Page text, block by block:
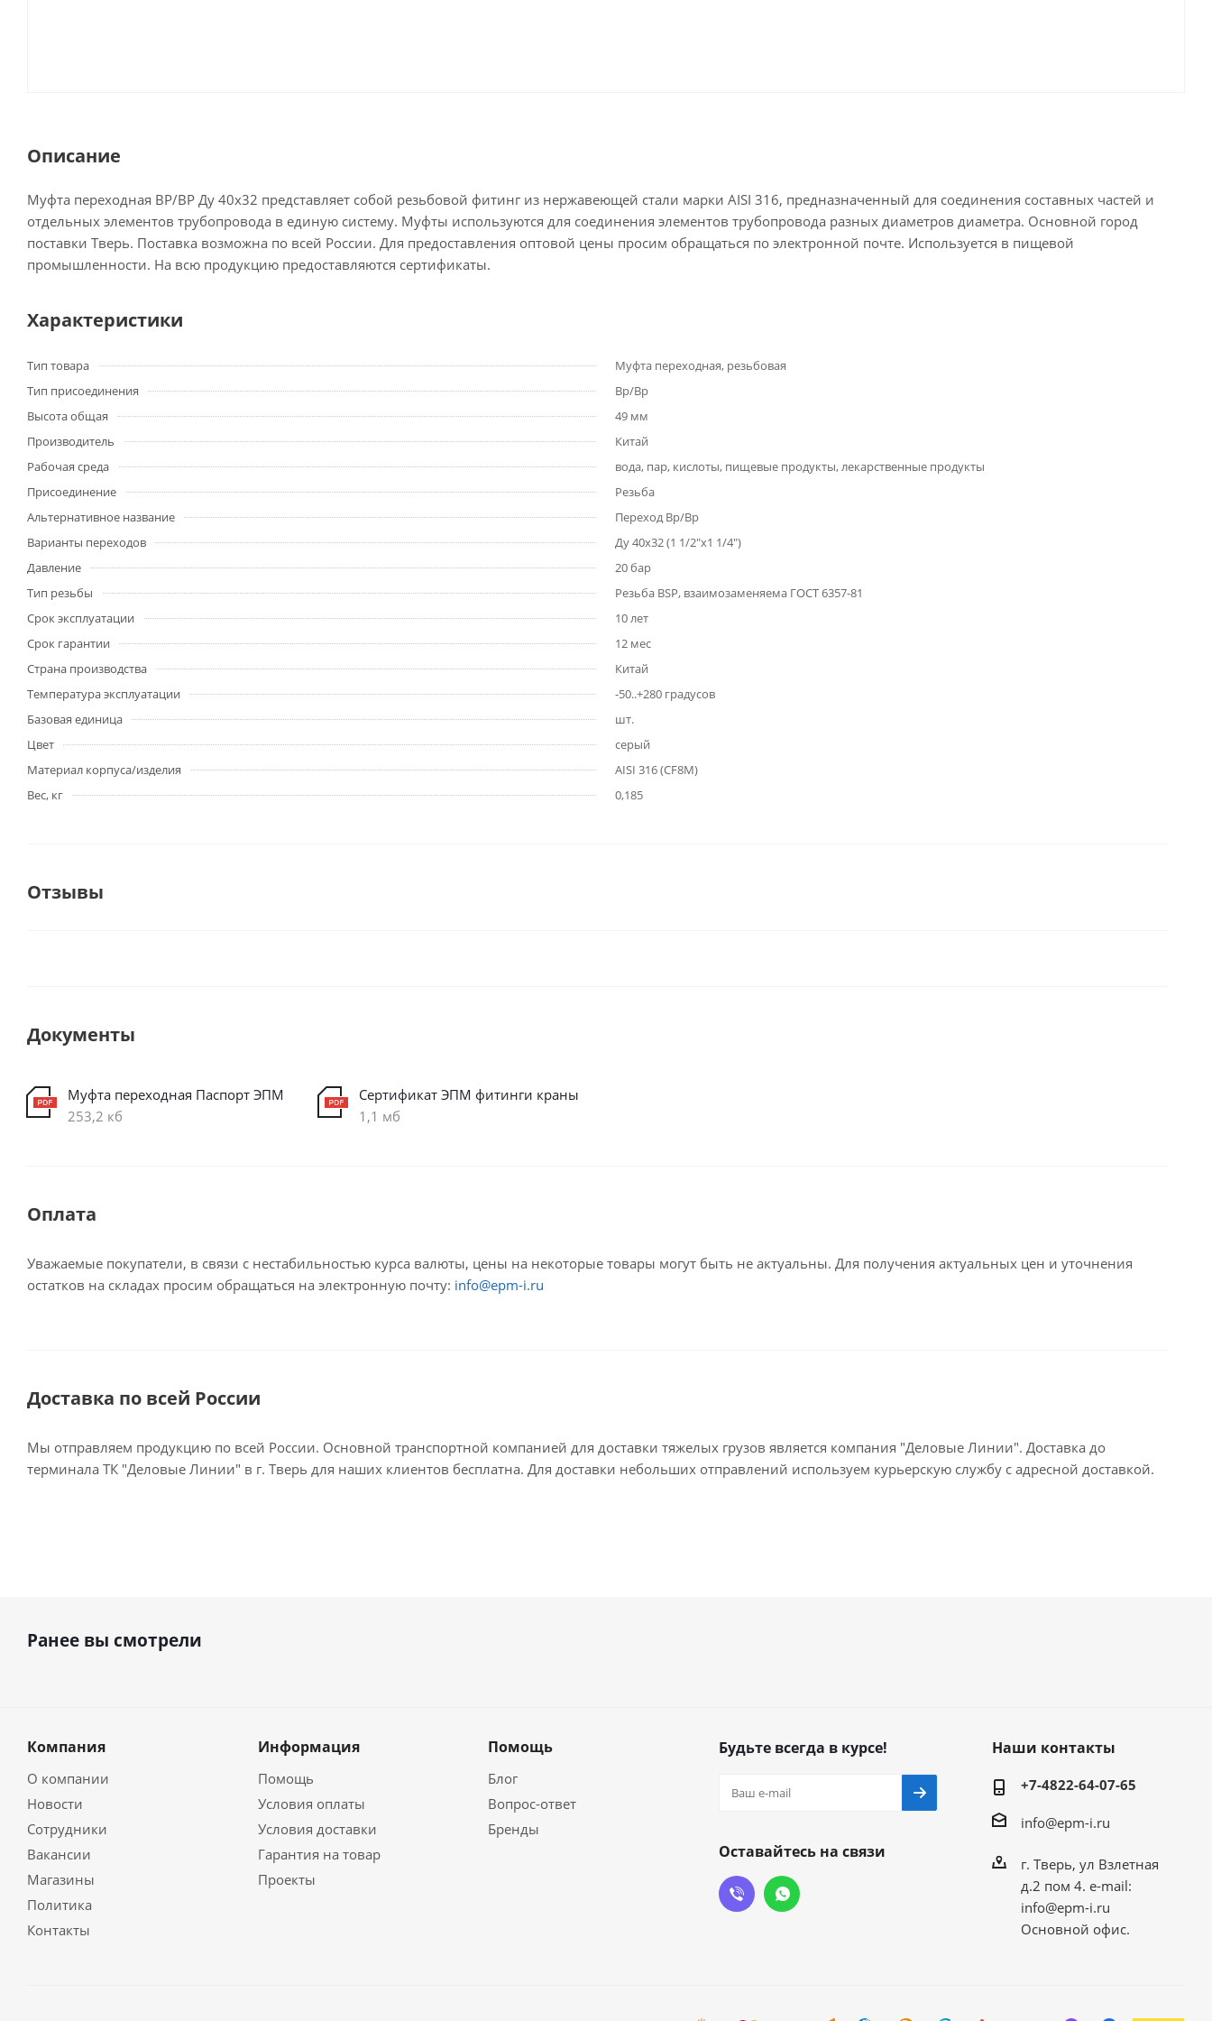
Описание
Муфта переходная ВР/ВР Ду 40x32 представляет собой резьбовой фитинг из нержавеющей стали марки AISI 316, предназначенный для соединения составных частей и
отдельных элементов трубопровода в единую систему. Муфты используются для соединения элементов трубопровода разных диаметров диаметра. Основной город
поставки Тверь. Поставка возможна по всей России. Для предоставления оптовой цены просим обращаться по электронной почте. Используется в пищевой
промышленности. На всю продукцию предоставляются сертификаты.
Характеристики
Тип товара
Муфта переходная, резьбовая
Тип присоединения
Вр/Вр
Высота общая
49 мм
Производитель
Китай
Рабочая среда
вода, пар, кислоты, пищевые продукты, лекарственные продукты
Присоединение
Резьба
Альтернативное название
Переход Вр/Вр
Варианты переходов
Ду 40x32 (1 1/2"x1 1/4")
Давление
20 бар
Тип резьбы
Резьба BSP, взаимозаменяема ГОСТ 6357-81
Срок эксплуатации
10 лет
Срок гарантии
12 мес
Страна производства
Китай
Температура эксплуатации
-50..+280 градусов
Базовая единица
шт.
Цвет
серый
Материал корпуса/изделия
AISI 316 (CF8M)
Вес, кг
0,185
Отзывы
Документы
Муфта переходная Паспорт ЭПМ
253,2 кб
Сертификат ЭПМ фитинги краны
1,1 мб
Оплата
Уважаемые покупатели, в связи с нестабильностью курса валюты, цены на некоторые товары могут быть не актуальны. Для получения актуальных цен и уточнения
остатков на складах просим обращаться на электронную почту: info@epm-i.ru
Доставка по всей России
Мы отправляем продукцию по всей России. Основной транспортной компанией для доставки тяжелых грузов является компания "Деловые Линии". Доставка до
терминала ТК "Деловые Линии" в г. Тверь для наших клиентов бесплатна. Для доставки небольших отправлений используем курьерскую службу с адресной доставкой.
Ранее вы смотрели
Компания
О компании
Новости
Сотрудники
Вакансии
Магазины
Политика
Контакты
Информация
Помощь
Условия оплаты
Условия доставки
Гарантия на товар
Проекты
Помощь
Блог
Вопрос-ответ
Бренды
Будьте всегда в курсе!
Оставайтесь на связи
Наши контакты
+7-4822-64-07-65
info@epm-i.ru
г. Тверь, ул Взлетная
д.2 пом 4. e-mail:
info@epm-i.ru
Основной офис.